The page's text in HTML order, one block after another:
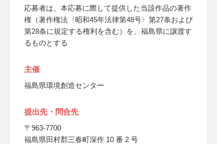
応募者は、本応募に際して提供した当該作品の著作
権（著作権法〈昭和45年法律第48号〉第27条および
第28条に規定する権利を含む）を、福島県に譲渡す
るものとする
主催
福島県環境創造センター
提出先・問合先
〒963-7700
福島県田村郡三春町深作 10 番 2 号